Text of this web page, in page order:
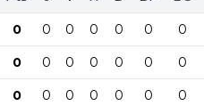
0 0 0 0 0 0 0
0 0 0 0 0 0 0
0 0 0 0 0 0 0